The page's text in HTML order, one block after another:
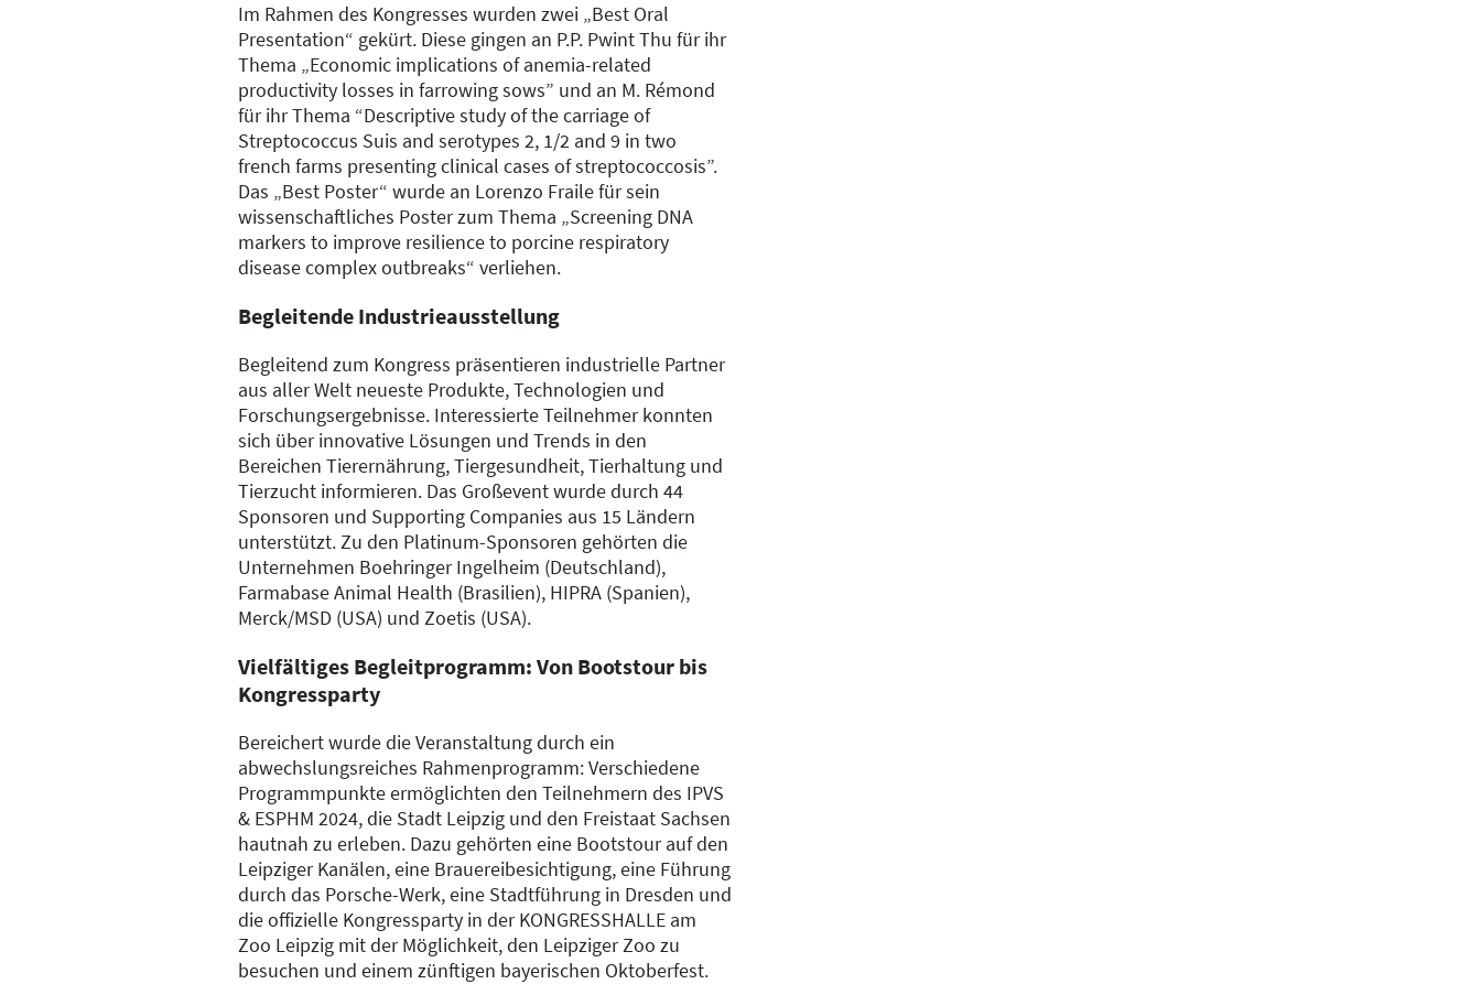
Im Rahmen des Kongresses wurden zwei „Best Oral
Presentation“ gekürt. Diese gingen an P.P. Pwint Thu für ihr
Thema „Economic implications of anemia-related
productivity losses in farrowing sows” und an M. Rémond
für ihr Thema “Descriptive study of the carriage of
Streptococcus Suis and serotypes 2, 1/2 and 9 in two
french farms presenting clinical cases of streptococcosis”.
Das „Best Poster“ wurde an Lorenzo Fraile für sein
wissenschaftliches Poster zum Thema „Screening DNA
markers to improve resilience to porcine respiratory
disease complex outbreaks“ verliehen.
Begleitende Industrieausstellung
Begleitend zum Kongress präsentieren industrielle Partner
aus aller Welt neueste Produkte, Technologien und
Forschungsergebnisse. Interessierte Teilnehmer konnten
sich über innovative Lösungen und Trends in den
Bereichen Tierernährung, Tiergesundheit, Tierhaltung und
Tierzucht informieren. Das Großevent wurde durch 44
Sponsoren und Supporting Companies aus 15 Ländern
unterstützt. Zu den Platinum-Sponsoren gehörten die
Unternehmen Boehringer Ingelheim (Deutschland),
Farmabase Animal Health (Brasilien), HIPRA (Spanien),
Merck/MSD (USA) und Zoetis (USA).
Vielfältiges Begleitprogramm: Von Bootstour bis
Kongressparty
Bereichert wurde die Veranstaltung durch ein
abwechslungsreiches Rahmenprogramm: Verschiedene
Programmpunkte ermöglichten den Teilnehmern des IPVS
& ESPHM 2024, die Stadt Leipzig und den Freistaat Sachsen
hautnah zu erleben. Dazu gehörten eine Bootstour auf den
Leipziger Kanälen, eine Brauereibesichtigung, eine Führung
durch das Porsche-Werk, eine Stadtführung in Dresden und
die offizielle Kongressparty in der KONGRESSHALLE am
Zoo Leipzig mit der Möglichkeit, den Leipziger Zoo zu
besuchen und einem zünftigen bayerischen Oktoberfest.